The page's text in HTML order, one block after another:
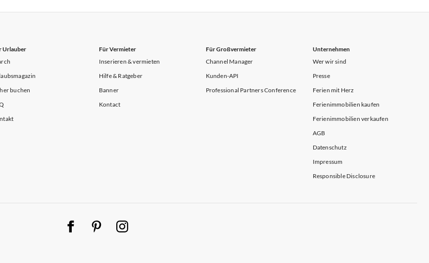
Urlauber
buchen
Für Vermieter
Inserieren & vermieten
Hilfe & Ratgeber
Banner
Kontact
Für Großvermieter
Channel Manager
Kunden-API
Professional Partners Conference
Unternehmen
Wer wir sind
Presse
Ferien mit Herz
Ferienimmobilien kaufen
Ferienimmobilien verkaufen
AGB
Datenschutz
Impressum
Responsible Disclosure